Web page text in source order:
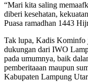
“Mari kita saling
diberi kesehatan,
Puasa ramadhan 1443
Tak lupa, Kadis Kominfo
dukungan dari IWO
pada umumnya, baik
pemberitaaan maupun
Kabupaten Lampung